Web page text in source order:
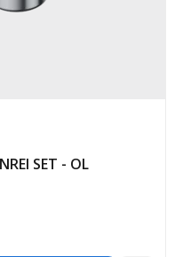
SET - OL